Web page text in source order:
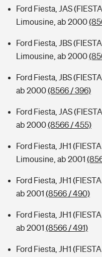
Ford Fiesta, JAS
Limousine, ab 2000
Ford Fiesta, JBS
Limousine, ab 2000
Ford Fiesta, JBS
ab 2000(8566 / 396)
Ford Fiesta, JAS
ab 2000(8566 / 455)
Ford Fiesta, JH1
Limousine, ab 2001
Ford Fiesta, JH1
ab 2001 (8566 / 490)
Ford Fiesta, JH1
ab 2001 (8566 / 491)
Ford Fiesta, JH1